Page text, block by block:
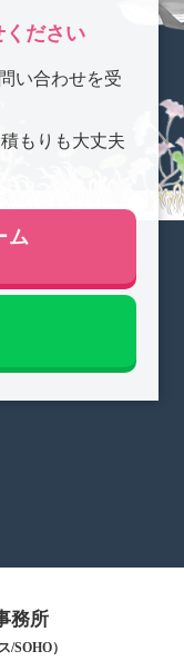
ください
い合わせを受
もりも大丈夫
ム
務所
/SOHO）